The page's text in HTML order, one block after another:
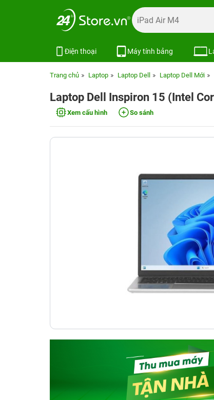
Điện thoại Máy tính bảng
Trang chủ Laptop Laptop Dell Laptop Dell Mới
Laptop Dell Inspiron 15 (Intel
Xem cấu hình So sánh